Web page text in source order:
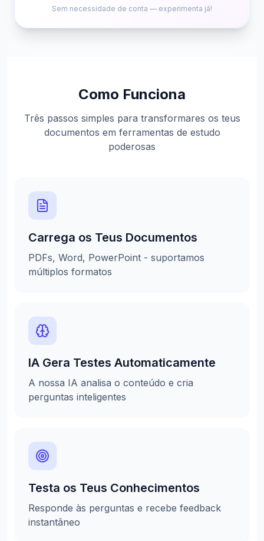
Sem necessidade de conta — experimenta já!
Como Funciona
Três passos simples para transformares os teus
documentos em ferramentas de estudo
poderosas
Carrega os Teus Documentos
PDFs, Word, PowerPoint - suportamos
múltiplos formatos
IA Gera Testes Automaticamente
A nossa IA analisa o conteúdo e cria
perguntas inteligentes
Testa os Teus Conhecimentos
Responde às perguntas e recebe feedback
instantâneo